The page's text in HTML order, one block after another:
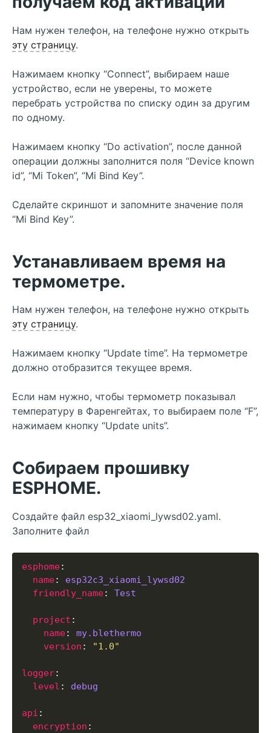
Нам нужен телефон, на телефоне нужно открыть
эту страницу.
Нажимаем кнопку “Connect”, выбираем наше
устройство, если не уверены, то можете
перебрать устройства по списку один за другим
по одному.
Нажимаем кнопку “Do activation”, после данной
операции должны заполнится поля “Device known
id”, “Mi Token”, “Mi Bind Key”.
Сделайте скриншот и запомните значение поля
“Mi Bind Key”.
Устанавливаем время на
термометре.
Нам нужен телефон, на телефоне нужно открыть
эту страницу.
Нажимаем кнопку “Update time”. На термометре
должно отобразится текущее время.
Если нам нужно, чтобы термометр показывал
температуру в Фаренгейтах, то выбираем поле “F”,
нажимаем кнопку “Update units”.
Собираем прошивку
ESPHOME.
Создайте файл esp32_xiaomi_lywsd02.yaml.
Заполните файл
esphome
name: esp32c3_xiaomi_lywsd02
friendly_name: Test
project
name: my.blethermo
version : "1.0"
logger
level : debug
api
encryption